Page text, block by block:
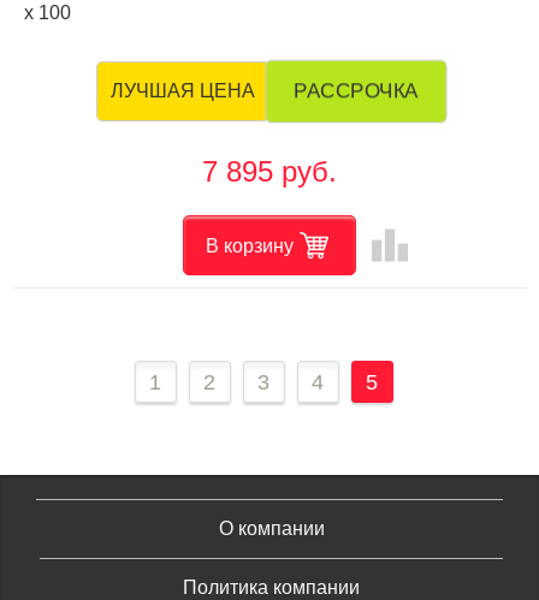
х 100
ЛУЧШАЯ ЦЕНА РАССРОЧКА
7 895 руб.
В корзину leaderboard
1 2 3 4 5
О компании
Политика компании